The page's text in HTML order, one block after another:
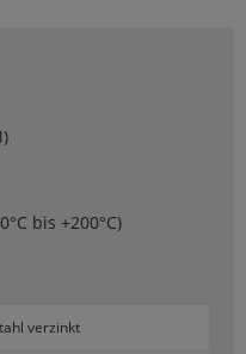
bis +200°C)
ver­zinkt